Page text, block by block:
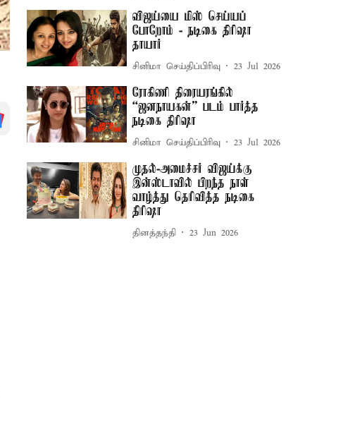
விஜய்யை மிஸ் செய்யப்
போறோம் - நடிகை திரிஷா
தாயார்
சினிமா செய்திப்பிரிவு 23 Jul 2026
ரோகிணி திரையரங்கில்
“ஜனநாயகன்” படம் பார்த்த
நடிகை திரிஷா
சினிமா செய்திப்பிரிவு 23 Jul 2026
முதல்-அமைச்சர் விஜய்க்கு
இன்ஸ்டாவில் பிறந்த நாள்
வாழ்த்து தெரிவித்த நடிகை
திரிஷா
தினத்தந்தி 23 Jun 2026